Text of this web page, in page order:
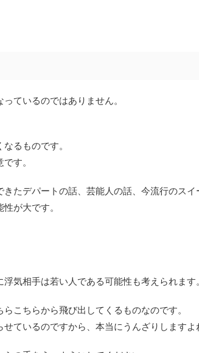
ているのではありません。
るものです。
す。
たデパートの話、芸能人の話、今流行のスイ
が大です。
気相手は若い人である可能性も考えられます。
こちらから飛び出してくるものなのです。
ているのですから、本当にうんざりしますよ